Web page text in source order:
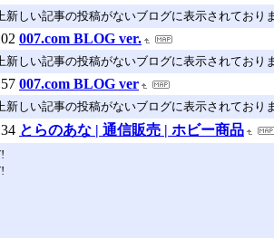
新しい記事の投稿がないブログに表示されておりま
007.com BLOG ver.
新しい記事の投稿がないブログに表示されておりま
007.com BLOG ver
新しい記事の投稿がないブログに表示されておりま
とらのあな | 通信販売 | ホビー商品